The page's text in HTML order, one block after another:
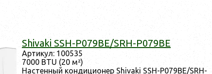
Shivaki SSH-P079BE/SRH-P079BE
Ар­ти­кул: 100535
7000 BTU (20 м²)
Нас­тенный кон­ди­ци­онер Shivaki SSH-P079BE/SRH-